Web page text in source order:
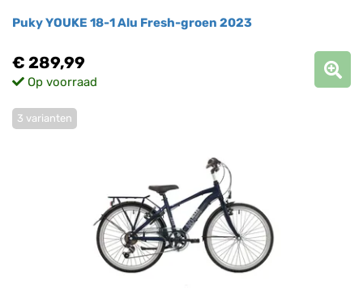
Puky YOUKE 18-1 Alu Fresh-groen 2023
€ 289,99
Op voorraad
3 varianten